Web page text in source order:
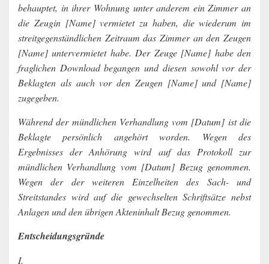
behauptet, in ihrer Wohnung unter anderem ein Zimmer an
die Zeugin [Name] vermietet zu haben, die wiederum im
streitgegenständlichen Zeitraum das Zimmer an den Zeugen
[Name] untervermietet habe. Der Zeuge [Name] habe den
fraglichen Download begangen und diesen sowohl vor der
Beklagten als auch vor den Zeugen [Name] und [Name]
zugegeben.
Während der mündlichen Verhandlung vom [Datum] ist die
Beklagte persönlich angehört worden. Wegen des
Ergebnisses der Anhörung wird auf das Protokoll zur
mündlichen Verhandlung vom [Datum] Bezug genommen.
Wegen der der weiteren Einzelheiten des Sach- und
Streitstandes wird auf die gewechselten Schriftsätze nebst
Anlagen und den übrigen Akteninhalt Bezug genommen.
Entscheidungsgründe
I.